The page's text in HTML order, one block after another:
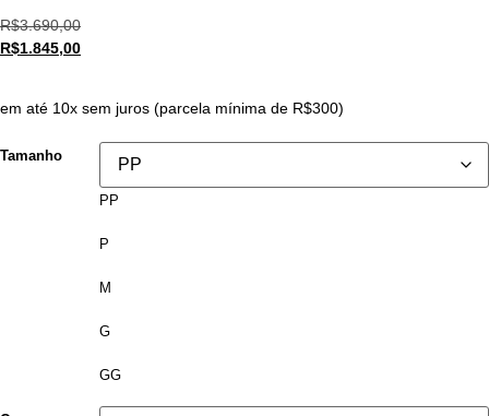
R$3.690,00
R$1.845,00
em até 10x sem juros (parcela mínima de R$300)
Tamanho
PP
P
M
G
GG